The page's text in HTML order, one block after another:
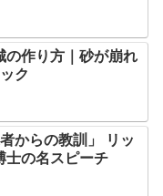
の作り方｜砂が崩れ
ク
からの教訓」 リッ
士の名スピーチ